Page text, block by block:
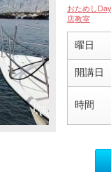
おためし
店教室
曜日
開講日
時間